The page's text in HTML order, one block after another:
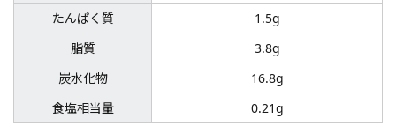
たんぱく質
脂質
炭水化物
食塩相当量
1.5g
3.8g
16.8g
0.21g